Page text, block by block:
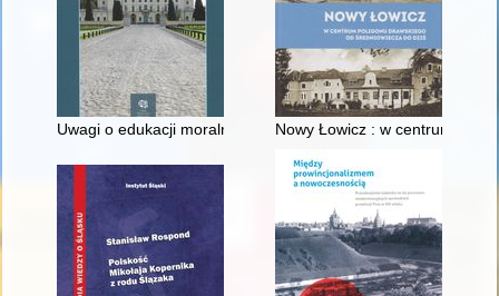
Uwagi o edukacji moralnej synów szlacheckich w XVI-
Nowy Łowicz : w centrum